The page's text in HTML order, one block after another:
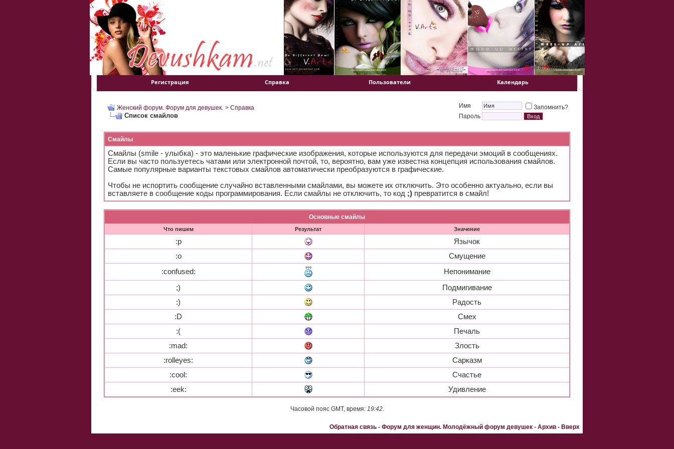
Регистрация Справка Пользователи Календарь
Женский форум. Форум для девушек. > Справка
Список смайлов
Имя
Запомнить?
Пароль
Смайлы
Смайлы (smile - улыбка) - это маленькие графические изображения, которые используются для передачи эмоций в сообщениях.
Если вы часто пользуетесь чатами или электронной почтой, то, вероятно, вам уже известна концепция использования смайлов.
Самые популярные варианты текстовых смайлов автоматически преобразуются в графические.
Чтобы не испортить сообщение случайно вставленными смайлами, вы можете их отключить. Это особенно актуально, если вы
вставляете в сообщение коды программирования. Если смайлы не отключить, то код ;) превратится в смайл!
Основные смайлы
Что пишем Результат Значение
:p
Язычок
:o
Смущение
:confused:
Непонимание
;)
Подмигивание
:)
Радость
:D
Смех
:(
Печаль
:mad:
Злость
:rolleyes:
Сарказм
:cool:
Счастье
:eek:
Удивление
Часовой пояс GMT, время: 19:42.
Обратная связь - Форум для женщин. Молодёжный форум девушек - Архив - Вверх